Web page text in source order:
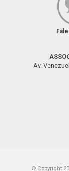
Av.
© Copyright